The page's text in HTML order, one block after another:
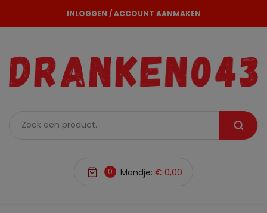
INLOGGEN / ACCOUNT AANMAKEN
0 Mandje: € 0,00